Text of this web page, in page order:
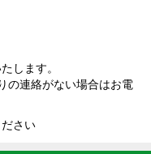
します。
の連絡がない場合はお電
さい